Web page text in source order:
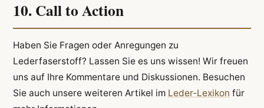
10. Call to Action
Haben Sie Fragen oder Anregungen zu
Lederfaserstoff? Lassen Sie es uns wissen! Wir freuen
uns auf Ihre Kommentare und Diskussionen. Besuchen
Sie auch unsere weiteren Artikel im Leder-Lexikon für